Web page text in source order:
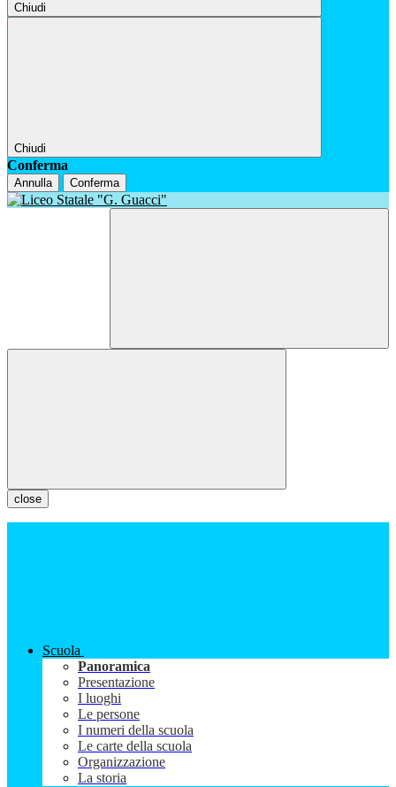
Chiudi
Chiudi
Conferma
Annulla Conferma
close
Scuola
Panoramica
Presentazione
I luoghi
Le persone
I numeri della scuola
Le carte della scuola
Organizzazione
La storia